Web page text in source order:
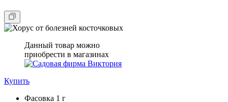
Данный товар можно
приобрести в магазинах
Купить
Фасовка 1 г